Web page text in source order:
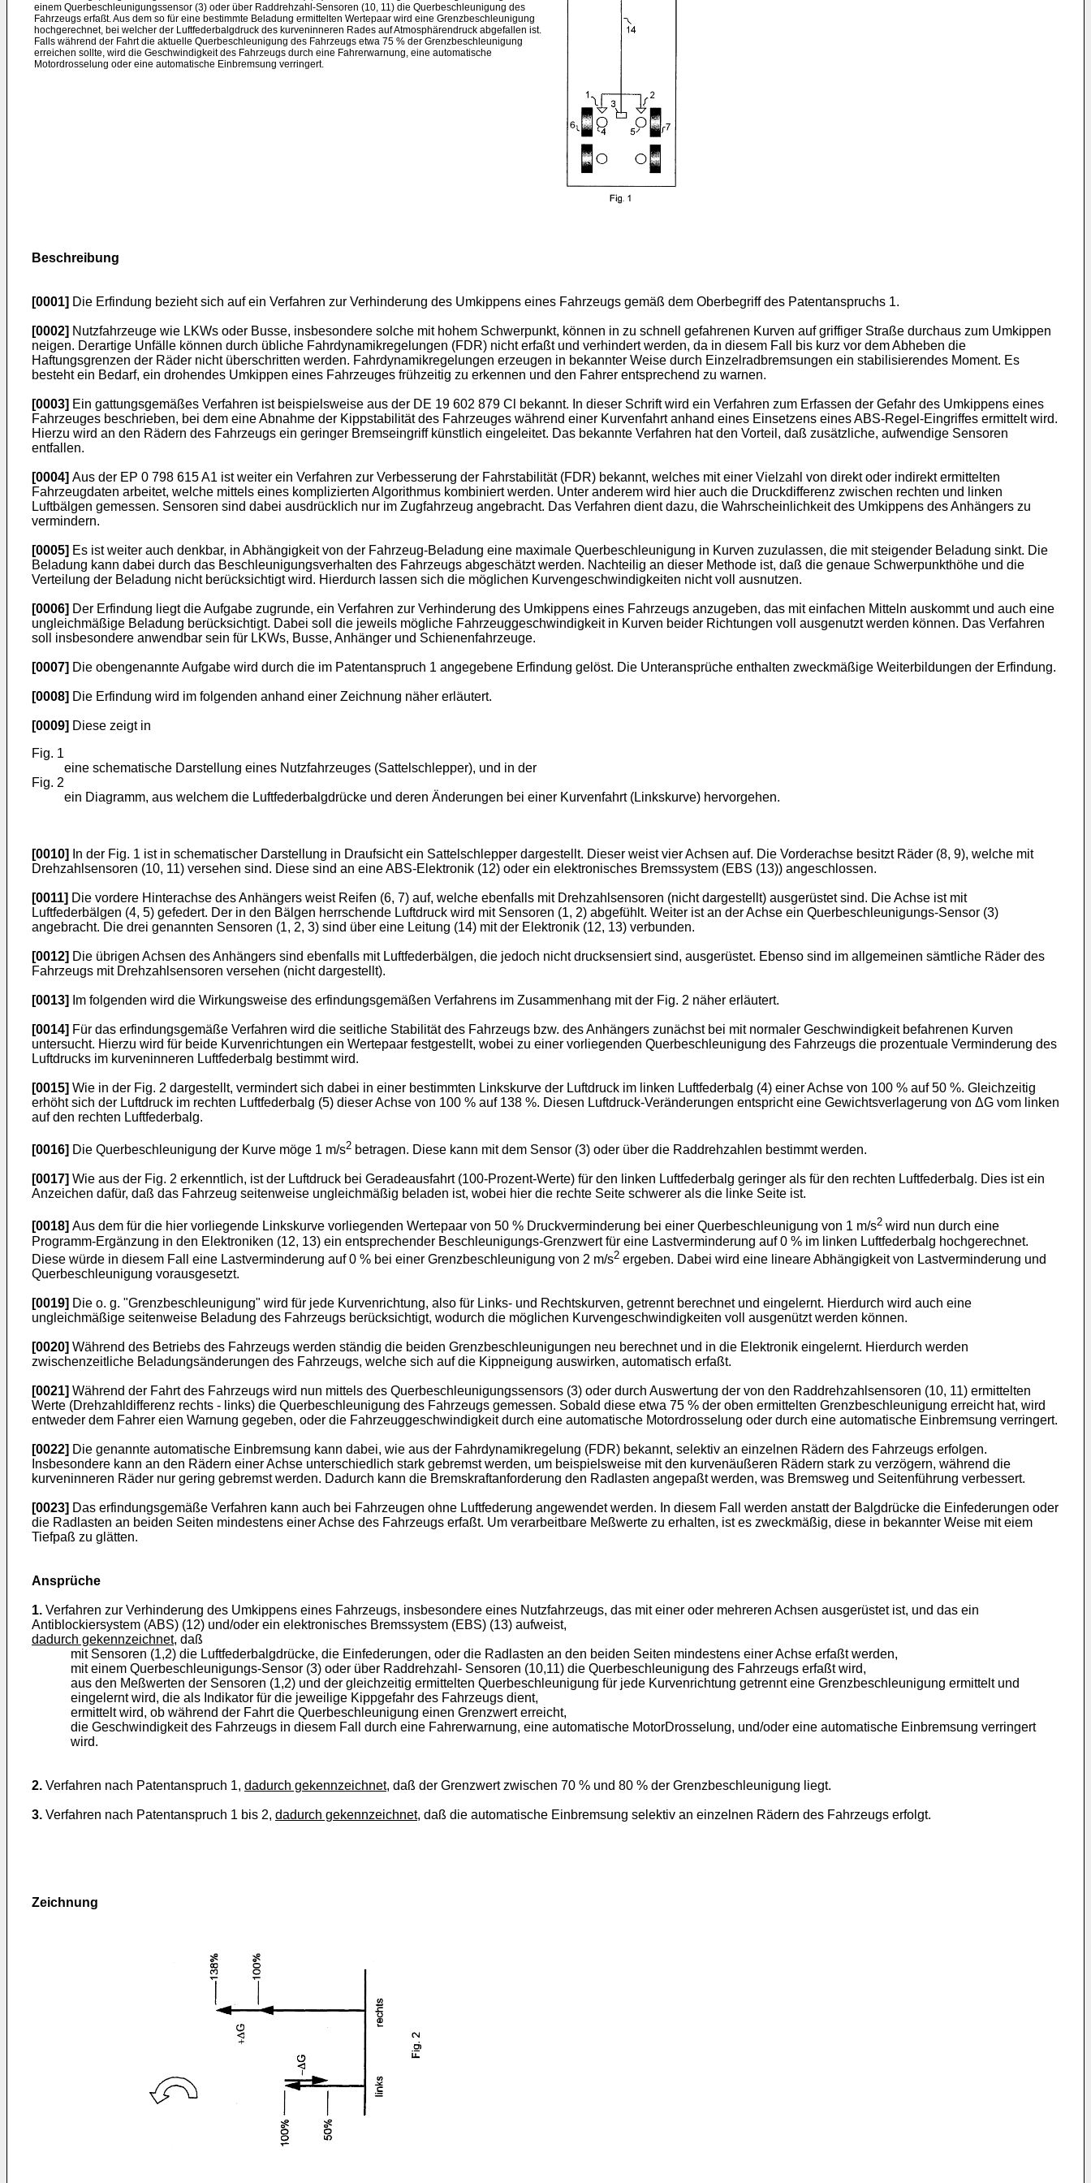
einem Querbeschleunigungssensor (3) oder über Raddrehzahl-Sensoren (10, 11) die Querbeschleunigung des
Fahrzeugs erfaßt. Aus dem so für eine bestimmte Beladung ermittelten Wertepaar wird eine Grenzbeschleunigung
hochgerechnet, bei welcher der Luftfederbalgdruck des kurveninneren Rades auf Atmosphärendruck abgefallen ist.
Falls während der Fahrt die aktuelle Querbeschleunigung des Fahrzeugs etwa 75 % der Grenzbeschleunigung
erreichen sollte, wird die Geschwindigkeit des Fahrzeugs durch eine Fahrerwarnung, eine automatische
Motordrosselung oder eine automatische Einbremsung verringert.
Beschreibung
[0001] Die Erfindung bezieht sich auf ein Verfahren zur Verhinderung des Umkippens eines Fahrzeugs gemäß dem Oberbegriff des Patentanspruchs 1.
[0002] Nutzfahrzeuge wie LKWs oder Busse, insbesondere solche mit hohem Schwerpunkt, können in zu schnell gefahrenen Kurven auf griffiger Straße durchaus zum Umkippen
neigen. Derartige Unfälle können durch übliche Fahrdynamikregelungen (FDR) nicht erfaßt und verhindert werden, da in diesem Fall bis kurz vor dem Abheben die
Haftungsgrenzen der Räder nicht überschritten werden. Fahrdynamikregelungen erzeugen in bekannter Weise durch Einzelradbremsungen ein stabilisierendes Moment. Es
besteht ein Bedarf, ein drohendes Umkippen eines Fahrzeuges frühzeitig zu erkennen und den Fahrer entsprechend zu warnen.
[0003] Ein gattungsgemäßes Verfahren ist beispielsweise aus der DE 19 602 879 Cl bekannt. In dieser Schrift wird ein Verfahren zum Erfassen der Gefahr des Umkippens eines
Fahrzeuges beschrieben, bei dem eine Abnahme der Kippstabilität des Fahrzeuges während einer Kurvenfahrt anhand eines Einsetzens eines ABS-Regel-Eingriffes ermittelt wird.
Hierzu wird an den Rädern des Fahrzeugs ein geringer Bremseingriff künstlich eingeleitet. Das bekannte Verfahren hat den Vorteil, daß zusätzliche, aufwendige Sensoren
entfallen.
[0004] Aus der EP 0 798 615 A1 ist weiter ein Verfahren zur Verbesserung der Fahrstabilität (FDR) bekannt, welches mit einer Vielzahl von direkt oder indirekt ermittelten
Fahrzeugdaten arbeitet, welche mittels eines komplizierten Algorithmus kombiniert werden. Unter anderem wird hier auch die Druckdifferenz zwischen rechten und linken
Luftbälgen gemessen. Sensoren sind dabei ausdrücklich nur im Zugfahrzeug angebracht. Das Verfahren dient dazu, die Wahrscheinlichkeit des Umkippens des Anhängers zu
vermindern.
[0005] Es ist weiter auch denkbar, in Abhängigkeit von der Fahrzeug-Beladung eine maximale Querbeschleunigung in Kurven zuzulassen, die mit steigender Beladung sinkt. Die
Beladung kann dabei durch das Beschleunigungsverhalten des Fahrzeugs abgeschätzt werden. Nachteilig an dieser Methode ist, daß die genaue Schwerpunkthöhe und die
Verteilung der Beladung nicht berücksichtigt wird. Hierdurch lassen sich die möglichen Kurvengeschwindigkeiten nicht voll ausnutzen.
[0006] Der Erfindung liegt die Aufgabe zugrunde, ein Verfahren zur Verhinderung des Umkippens eines Fahrzeugs anzugeben, das mit einfachen Mitteln auskommt und auch eine
ungleichmäßige Beladung berücksichtigt. Dabei soll die jeweils mögliche Fahrzeuggeschwindigkeit in Kurven beider Richtungen voll ausgenutzt werden können. Das Verfahren
soll insbesondere anwendbar sein für LKWs, Busse, Anhänger und Schienenfahrzeuge.
[0007] Die obengenannte Aufgabe wird durch die im Patentanspruch 1 angegebene Erfindung gelöst. Die Unteransprüche enthalten zweckmäßige Weiterbildungen der Erfindung.
[0008] Die Erfindung wird im folgenden anhand einer Zeichnung näher erläutert.
[0009] Diese zeigt in
Fig. 1
eine schematische Darstellung eines Nutzfahrzeuges (Sattelschlepper), und in der
Fig. 2
ein Diagramm, aus welchem die Luftfederbalgdrücke und deren Änderungen bei einer Kurvenfahrt (Linkskurve) hervorgehen.
[0010]
In der Fig. 1 ist in schematischer Darstellung in Draufsicht ein Sattelschlepper dargestellt. Dieser weist vier Achsen auf. Die Vorderachse besitzt Räder (8, 9), welche mit
Drehzahlsensoren (10, 11) versehen sind. Diese sind an eine ABS-Elektronik (12) oder ein elektronisches Bremssystem (EBS (13)) angeschlossen.
[0011] Die vordere Hinterachse des Anhängers weist Reifen (6, 7) auf, welche ebenfalls mit Drehzahlsensoren (nicht dargestellt) ausgerüstet sind. Die Achse ist mit
Luftfederbälgen (4, 5) gefedert. Der in den Bälgen herrschende Luftdruck wird mit Sensoren (1, 2) abgefühlt. Weiter ist an der Achse ein Querbeschleunigungs-Sensor (3)
angebracht. Die drei genannten Sensoren (1, 2, 3) sind über eine Leitung (14) mit der Elektronik (12, 13) verbunden.
[0012] Die übrigen Achsen des Anhängers sind ebenfalls mit Luftfederbälgen, die jedoch nicht drucksensiert sind, ausgerüstet. Ebenso sind im allgemeinen sämtliche Räder des
Fahrzeugs mit Drehzahlsensoren versehen (nicht dargestellt).
[0013] Im folgenden wird die Wirkungsweise des erfindungsgemäßen Verfahrens im Zusammenhang mit der Fig. 2 näher erläutert.
[0014] Für das erfindungsgemäße Verfahren wird die seitliche Stabilität des Fahrzeugs bzw. des Anhängers zunächst bei mit normaler Geschwindigkeit befahrenen Kurven
untersucht. Hierzu wird für beide Kurvenrichtungen ein Wertepaar festgestellt, wobei zu einer vorliegenden Querbeschleunigung des Fahrzeugs die prozentuale Verminderung des
Luftdrucks im kurveninneren Luftfederbalg bestimmt wird.
[0015] Wie in der Fig. 2 dargestellt, vermindert sich dabei in einer bestimmten Linkskurve der Luftdruck im linken Luftfederbalg (4) einer Achse von 100 % auf 50 %. Gleichzeitig
erhöht sich der Luftdruck im rechten Luftfederbalg (5) dieser Achse von 100 % auf 138 %. Diesen Luftdruck-Veränderungen entspricht eine Gewichtsverlagerung von ΔG vom linken
auf den rechten Luftfederbalg.
[0016] Die Querbeschleunigung der Kurve möge 1 m/s2 betragen. Diese kann mit dem Sensor (3) oder über die Raddrehzahlen bestimmt werden.
[0017] Wie aus der Fig. 2 erkenntlich, ist der Luftdruck bei Geradeausfahrt (100-Prozent-Werte) für den linken Luftfederbalg geringer als für den rechten Luftfederbalg. Dies ist ein
Anzeichen dafür, daß das Fahrzeug seitenweise ungleichmäßig beladen ist, wobei hier die rechte Seite schwerer als die linke Seite ist.
[0018] Aus dem für die hier vorliegende Linkskurve vorliegenden Wertepaar von 50 % Druckverminderung bei einer Querbeschleunigung von 1 m/s2 wird nun durch eine
Programm-Ergänzung in den Elektroniken (12, 13) ein entsprechender Beschleunigungs-Grenzwert für eine Lastverminderung auf 0 % im linken Luftfederbalg hochgerechnet.
Diese würde in diesem Fall eine Lastverminderung auf 0 % bei einer Grenzbeschleunigung von 2 m/s2 ergeben. Dabei wird eine lineare Abhängigkeit von Lastverminderung und
Querbeschleunigung vorausgesetzt.
[0019] Die o. g. "Grenzbeschleunigung" wird für jede Kurvenrichtung, also für Links- und Rechtskurven, getrennt berechnet und eingelernt. Hierdurch wird auch eine
ungleichmäßige seitenweise Beladung des Fahrzeugs berücksichtigt, wodurch die möglichen Kurvengeschwindigkeiten voll ausgenützt werden können.
[0020] Während des Betriebs des Fahrzeugs werden ständig die beiden Grenzbeschleunigungen neu berechnet und in die Elektronik eingelernt. Hierdurch werden
zwischenzeitliche Beladungsänderungen des Fahrzeugs, welche sich auf die Kippneigung auswirken, automatisch erfaßt.
[0021] Während der Fahrt des Fahrzeugs wird nun mittels des Querbeschleunigungssensors (3) oder durch Auswertung der von den Raddrehzahlsensoren (10, 11) ermittelten
Werte (Drehzahldifferenz rechts - links) die Querbeschleunigung des Fahrzeugs gemessen. Sobald diese etwa 75 % der oben ermittelten Grenzbeschleunigung erreicht hat, wird
entweder dem Fahrer eien Warnung gegeben, oder die Fahrzeuggeschwindigkeit durch eine automatische Motordrosselung oder durch eine automatische Einbremsung verringert.
[0022] Die genannte automatische Einbremsung kann dabei, wie aus der Fahrdynamikregelung (FDR) bekannt, selektiv an einzelnen Rädern des Fahrzeugs erfolgen.
Insbesondere kann an den Rädern einer Achse unterschiedlich stark gebremst werden, um beispielsweise mit den kurvenäußeren Rädern stark zu verzögern, während die
kurveninneren Räder nur gering gebremst werden. Dadurch kann die Bremskraftanforderung den Radlasten angepaßt werden, was Bremsweg und Seitenführung verbessert.
[0023] Das erfindungsgemäße Verfahren kann auch bei Fahrzeugen ohne Luftfederung angewendet werden. In diesem Fall werden anstatt der Balgdrücke die Einfederungen oder
die Radlasten an beiden Seiten mindestens einer Achse des Fahrzeugs erfaßt. Um verarbeitbare Meßwerte zu erhalten, ist es zweckmäßig, diese in bekannter Weise mit eiem
Tiefpaß zu glätten.
Ansprüche
1. Verfahren zur Verhinderung des Umkippens eines Fahrzeugs, insbesondere eines Nutzfahrzeugs, das mit einer oder mehreren Achsen ausgerüstet ist, und das ein
Antiblockiersystem (ABS) (12) und/oder ein elektronisches Bremssystem (EBS) (13) aufweist,
dadurch gekennzeichnet, daß
mit Sensoren (1,2) die Luftfederbalgdrücke, die Einfederungen, oder die Radlasten an den beiden Seiten mindestens einer Achse erfaßt werden,
mit einem Querbeschleunigungs-Sensor (3) oder über Raddrehzahl- Sensoren (10,11) die Querbeschleunigung des Fahrzeugs erfaßt wird,
aus den Meßwerten der Sensoren (1,2) und der gleichzeitig ermittelten Querbeschleunigung für jede Kurvenrichtung getrennt eine Grenzbeschleunigung ermittelt und
eingelernt wird, die als Indikator für die jeweilige Kippgefahr des Fahrzeugs dient,
ermittelt wird, ob während der Fahrt die Querbeschleunigung einen Grenzwert erreicht,
die Geschwindigkeit des Fahrzeugs in diesem Fall durch eine Fahrerwarnung, eine automatische MotorDrosselung, und/oder eine automatische Einbremsung verringert
wird.
2. Verfahren nach Patentanspruch 1, dadurch gekennzeichnet, daß der Grenzwert zwischen 70 % und 80 % der Grenzbeschleunigung liegt.
3. Verfahren nach Patentanspruch 1 bis 2, dadurch gekennzeichnet, daß die automatische Einbremsung selektiv an einzelnen Rädern des Fahrzeugs erfolgt.
Zeichnung